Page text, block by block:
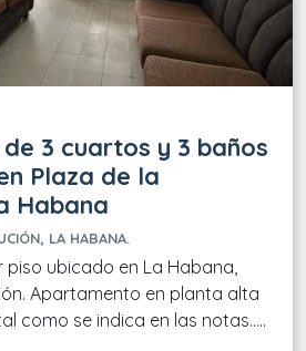
3 cuartos y 3 baños
Plaza de la
Habana
LA HABANA.
piso ubicado en La Habana,
Apartamento en planta alta
como se indica en las notas.....